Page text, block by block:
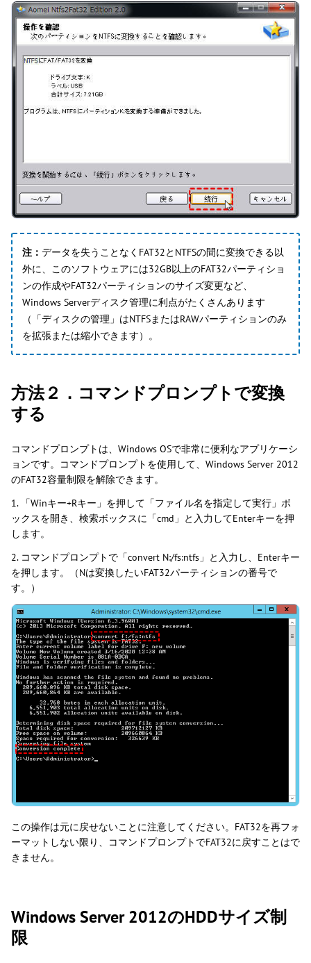
注： データを失うことなくFAT32とNTFSの間に変換できる以
外に、このソフトウェアには32GB以上のFAT32パーティショ
ンの作成やFAT32パーティションのサイズ変更など、
Windows Serverディスク管理に利点がたくさんあります
（「ディスクの管理」はNTFSまたはRAWパーティションのみ
を拡張または縮小できます）。
方法２．コマンドプロンプトで変換
する
コマンドプロンプトは、Windows OSで非常に便利なアプリケーシ
ョンです。コマンドプロンプトを使用して、Windows Server 2012
のFAT32容量制限を解除できます。
1. 「Winキー+Rキー」を押して「ファイル名を指定して実行」ボ
ックスを開き、検索ボックスに「cmd」と入力してEnterキーを押
します。
2. コマンドプロンプトで「convert N:/fs:ntfs」と入力し、Enterキー
を押します。（Nは変換したいFAT32パーティションの番号で
す。）
この操作は元に戻せないことに注意してください。FAT32を再フォ
ーマットしない限り、コマンドプロンプトでFAT32に戻すことはで
きません。
Windows Server 2012のHDDサイズ制
限